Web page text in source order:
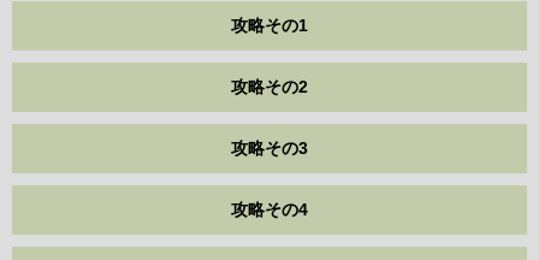
攻略その1
攻略その2
攻略その3
攻略その4